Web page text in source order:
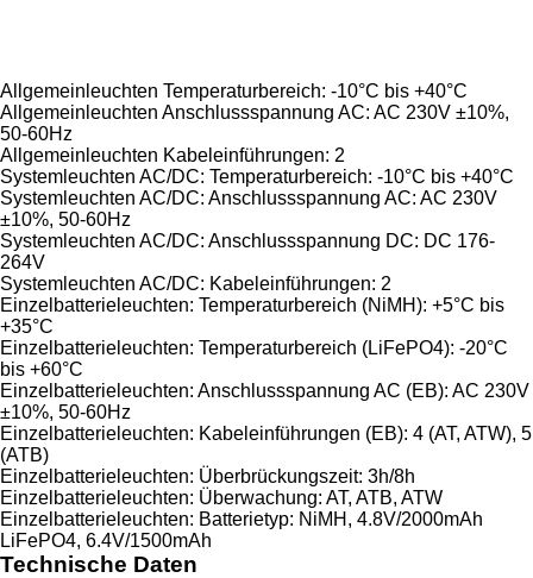
Allgemeinleuchten Temperaturbereich: -10°C bis +40°C
Allgemeinleuchten Anschlussspannung AC: AC 230V ±10%,
50-60Hz
Allgemeinleuchten Kabeleinführungen: 2
Systemleuchten AC/DC: Temperaturbereich: -10°C bis +40°C
Systemleuchten AC/DC: Anschlussspannung AC: AC 230V
±10%, 50-60Hz
Systemleuchten AC/DC: Anschlussspannung DC: DC 176-
264V
Systemleuchten AC/DC: Kabeleinführungen: 2
Einzelbatterieleuchten: Temperaturbereich (NiMH): +5°C bis
+35°C
Einzelbatterieleuchten: Temperaturbereich (LiFePO4): -20°C
bis +60°C
Einzelbatterieleuchten: Anschlussspannung AC (EB): AC 230V
±10%, 50-60Hz
Einzelbatterieleuchten: Kabeleinführungen (EB): 4 (AT, ATW), 5
(ATB)
Einzelbatterieleuchten: Überbrückungszeit: 3h/8h
Einzelbatterieleuchten: Überwachung: AT, ATB, ATW
Einzelbatterieleuchten: Batterietyp: NiMH, 4.8V/2000mAh
LiFePO4, 6.4V/1500mAh
Technische Daten